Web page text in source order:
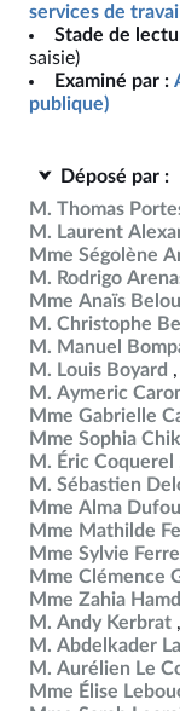
services de
Stade de
saisie)
Examiné par :
publique)
Déposé par :
M. Thomas
M. Laurent
Mme Ségolène
M. Rodrigo
Mme Anaïs
M. Christophe
M. Manuel
M. Louis Boyard
M. Aymeric
Mme Gabrielle
Mme Sophia
M. Éric Coquerel
M. Sébastien
Mme Alma
Mme Mathilde
Mme Sylvie
Mme Clémence
Mme Zahia
M. Andy Kerbrat
M. Abdelkader
M. Aurélien Le
Mme Élise